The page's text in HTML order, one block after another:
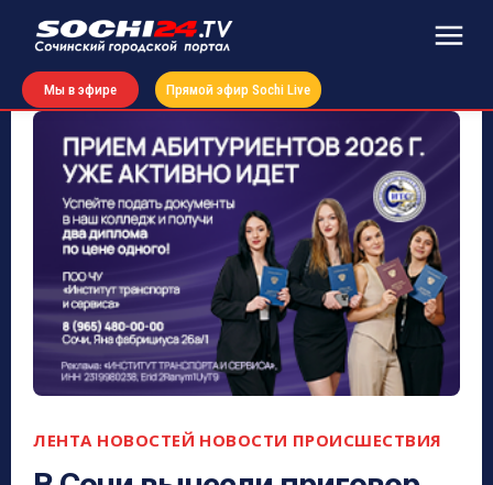
Мы в эфире Прямой эфир Sochi Live
ЛЕНТА НОВОСТЕЙ НОВОСТИ ПРОИСШЕСТВИЯ